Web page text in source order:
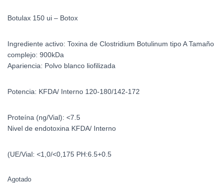
Botulax 150 ui – Botox
Ingrediente activo: Toxina de Clostridium Botulinum tipo ATamaño
complejo: 900kDa
Apariencia: Polvo blanco liofilizada
Potencia: KFDA/ Interno 120-180/142-172
Proteína (ng/Vial): <7.5
Nivel de endotoxina KFDA/ Interno
(UE/Vial: <1,0/<0,175 PH:6.5+0.5
Agotado